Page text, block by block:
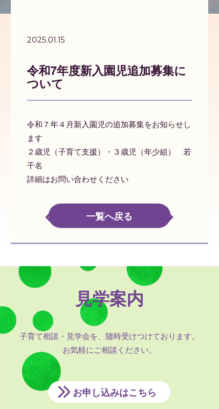
2025.01.15
令和7年度新入園児追加募集に
ついて
令和７年４月新入園児の追加募集をお知らせし
ます
２歳児（子育て支援）・３歳児（年少組） 若
干名
詳細はお問い合わせください
一覧へ戻る
見学案内
子育て相談・見学会を、随時受けつけております。
お気軽にご相談ください。
お申し込みはこちら